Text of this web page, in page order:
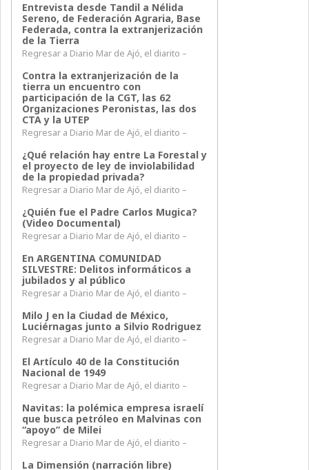
Entrevista desde Tandil a Nélida
Sereno, de Federación Agraria, Base
Federada, contra la extranjerización
de la Tierra
Regresar a Diario Mar de Ajó, el diarito –
Contra la extranjerización de la
tierra un encuentro con
participación de la CGT, las 62
Organizaciones Peronistas, las dos
CTA y la UTEP
Regresar a Diario Mar de Ajó, el diarito –
¿Qué relación hay entre La Forestal y
el proyecto de ley de inviolabilidad
de la propiedad privada?
Regresar a Diario Mar de Ajó, el diarito –
¿Quién fue el Padre Carlos Mugica?
(Video Documental)
Regresar a Diario Mar de Ajó, el diarito –
En ARGENTINA COMUNIDAD
SILVESTRE: Delitos informáticos a
jubilados y al público
Regresar a Diario Mar de Ajó, el diarito –
Milo J en la Ciudad de México,
Luciérnagas junto a Silvio Rodriguez
Regresar a Diario Mar de Ajó, el diarito –
El Artículo 40 de la Constitución
Nacional de 1949
Regresar a Diario Mar de Ajó, el diarito –
Navitas: la polémica empresa israelí
que busca petróleo en Malvinas con
“apoyo” de Milei
Regresar a Diario Mar de Ajó, el diarito –
La Dimensión (narración libre)